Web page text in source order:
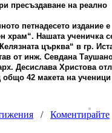
пресъздаване на реално
петнадесето издание е
храм“. Нашата ученичка
църква“ в гр.
от инж. Севдана
Десислава Христова
общо 42 макета на ученици
/ Коментирайте